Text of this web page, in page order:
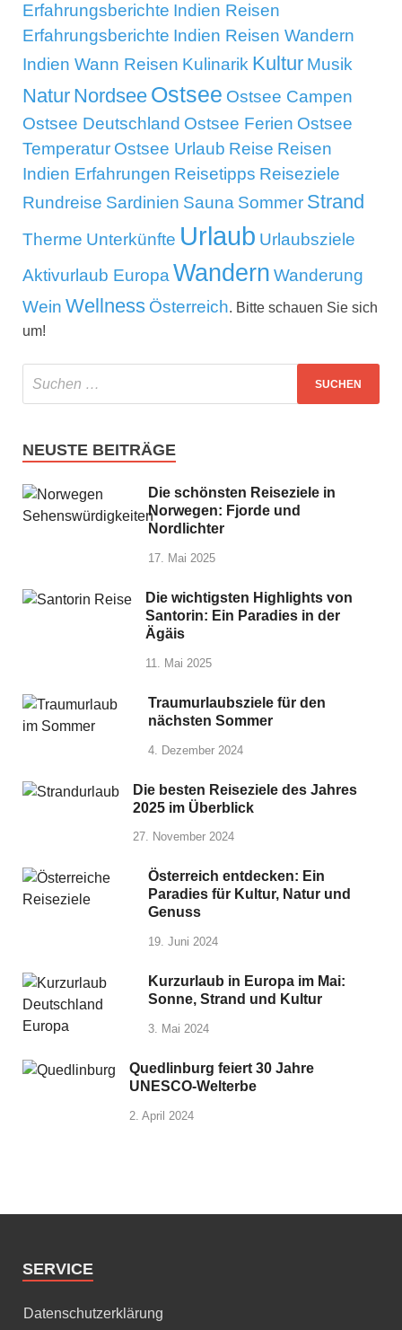
Erfahrungsberichte Indien Reisen
Erfahrungsberichte Indien Reisen Wandern
Indien Wann Reisen Kulinarik Kultur Musik
Natur Nordsee Ostsee Ostsee Campen
Ostsee Deutschland Ostsee Ferien Ostsee
Temperatur Ostsee Urlaub Reise Reisen
Indien Erfahrungen Reisetipps Reiseziele
Rundreise Sardinien Sauna Sommer Strand
Therme Unterkünfte Urlaub Urlaubsziele
Aktivurlaub Europa Wandern Wanderung
Wein Wellness Österreich. Bitte schauen Sie sich
um!
NEUSTE BEITRÄGE
Die schönsten Reiseziele in
Norwegen: Fjorde und
Nordlichter
17. Mai 2025
Die wichtigsten Highlights von
Santorin: Ein Paradies in der
Ägäis
11. Mai 2025
Traumurlaubsziele für den
nächsten Sommer
4. Dezember 2024
Die besten Reiseziele des Jahres
2025 im Überblick
27. November 2024
Österreich entdecken: Ein
Paradies für Kultur, Natur und
Genuss
19. Juni 2024
Kurzurlaub in Europa im Mai:
Sonne, Strand und Kultur
3. Mai 2024
Quedlinburg feiert 30 Jahre
UNESCO-Welterbe
2. April 2024
SERVICE
Datenschutzerklärung